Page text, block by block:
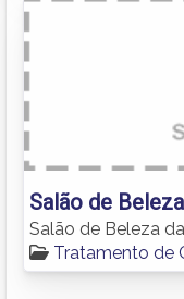
Salão de
Salão de Beleza
Tratamento de